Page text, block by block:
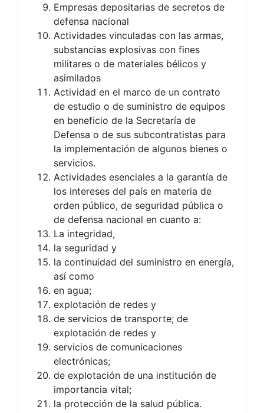
Empresas depositarias de secretos de
defensa nacional
Actividades vinculadas con las armas,
substancias explosivas con fines
militares o de materiales bélicos y
asimilados
Actividad en el marco de un contrato
de estudio o de suministro de equipos
en beneficio de la Secretaría de
Defensa o de sus subcontratistas para
la implementación de algunos bienes o
servicios.
Actividades esenciales a la garantía de
los intereses del país en materia de
orden público, de seguridad pública o
de defensa nacional en cuanto a:
La integridad,
la seguridad y
la continuidad del suministro en energía,
así como
en agua;
explotación de redes y
de servicios de transporte; de
explotación de redes y
servicios de comunicaciones
electrónicas;
de explotación de una institución de
importancia vital;
la protección de la salud pública.